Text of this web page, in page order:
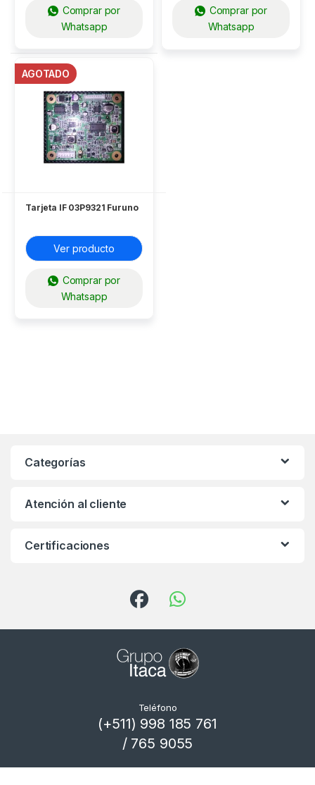
Comprar por
Whatsapp
Comprar por
Whatsapp
AGOTADO
Tarjeta IF 03P9321 Furuno
Ver producto
Comprar por
Whatsapp
Categorías
Atención al cliente
Certificaciones
Teléfono
(+511) 998 185 761
/ 765 9055